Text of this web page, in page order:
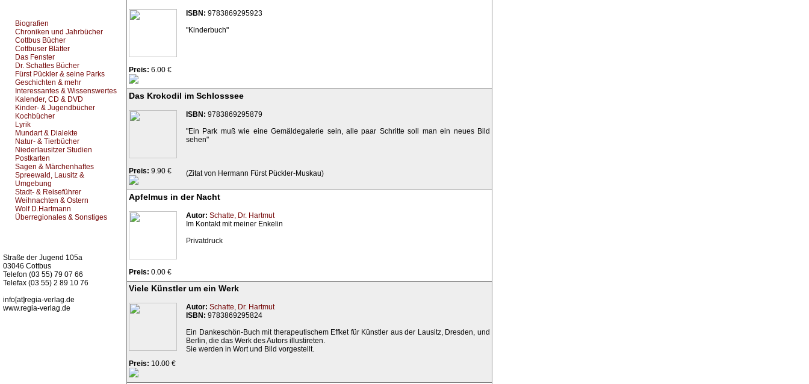
Biografien
Chroniken und Jahrbücher
Cottbus Bücher
Cottbuser Blätter
Das Fenster
Dr. Schattes Bücher
Fürst Pückler & seine Parks
Geschichten & mehr
Interessantes & Wissenswertes
Kalender, CD & DVD
Kinder- & Jugendbücher
Kochbücher
Lyrik
Mundart & Dialekte
Natur- & Tierbücher
Niederlausitzer Studien
Postkarten
Sagen & Märchenhaftes
Spreewald, Lausitz &
Umgebung
Stadt- & Reiseführer
Weihnachten & Ostern
Wolf D.Hartmann
Überregionales & Sonstiges
Straße der Jugend 105a
03046 Cottbus
Telefon (03 55) 79 07 66
Telefax (03 55) 2 89 10 76
info[at]regia-verlag.de
www.regia-verlag.de
Preis: 6.00 €
ISBN: 9783869295923
"Kinderbuch"
Das Krokodil im Schlosssee
Preis: 9.90 €
ISBN: 9783869295879
"Ein Park muß wie eine Gemäldegalerie sein, alle paar Schritte soll man ein neues Bild
sehen"
(Zitat von Hermann Fürst Pückler-Muskau)
Apfelmus in der Nacht
Preis: 0.00 €
Autor: Schatte, Dr. Hartmut
Im Kontakt mit meiner Enkelin
Privatdruck
Viele Künstler um ein Werk
Preis: 10.00 €
Autor: Schatte, Dr. Hartmut
ISBN: 9783869295824
Ein Dankeschön-Buch mit therapeutischem Effket für Künstler aus der Lausitz, Dresden, und
Berlin, die das Werk des Autors illustireten.
Sie werden in Wort und Bild vorgestellt.